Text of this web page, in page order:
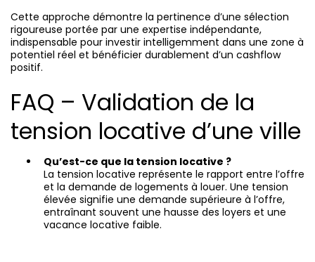
Cette approche démontre la pertinence d’une sélection
rigoureuse portée par une expertise indépendante,
indispensable pour investir intelligemment dans une zone à
potentiel réel et bénéficier durablement d’un cashflow
positif.
FAQ – Validation de la
tension locative d’une ville
Qu’est-ce que la tension locative ?
La tension locative représente le rapport entre l’offre
et la demande de logements à louer. Une tension
élevée signifie une demande supérieure à l’offre,
entraînant souvent une hausse des loyers et une
vacance locative faible.